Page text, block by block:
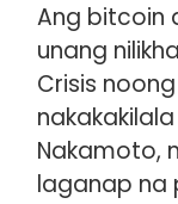
Ang bitcoin
unang
Crisis
Nakamoto,
laganap na